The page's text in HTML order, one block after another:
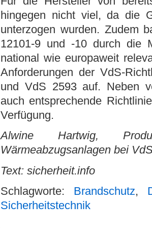
hingegen nicht viel, da die
unterzogen wurden. Zudem
12101-9 und -10 durch die
national wie europaweit
Anforderungen der VdS-
und VdS 2593 auf. Neben
auch entsprechende
Verfügung.
Alwine Hartwig,
Wärmeabzugsanlagen bei
Text: sicherheit.info
Schlagworte: Brandschutz,
Sicherheitstechnik